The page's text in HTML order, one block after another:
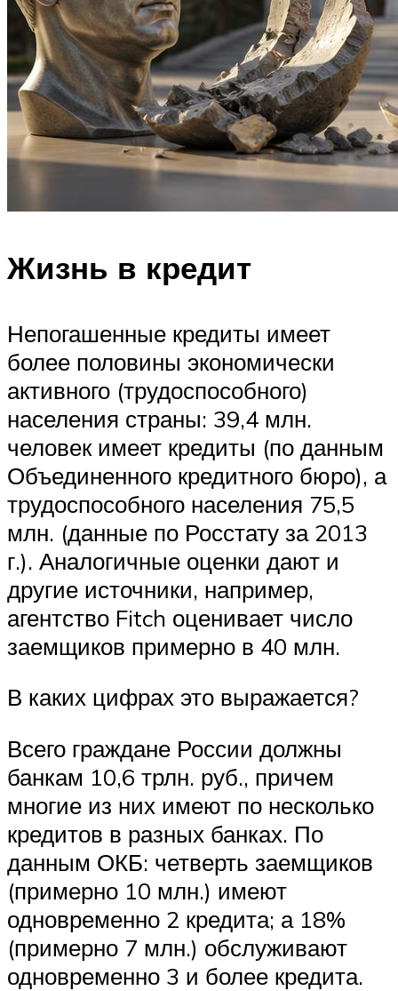
Жизнь в кредит
Непогашенные кредиты имеет
более половины экономически
активного (трудоспособного)
населения страны: 39,4 млн.
человек имеет кредиты (по данным
Объединенного кредитного бюро), а
трудоспособного населения 75,5
млн. (данные по Росстату за 2013
г.). Аналогичные оценки дают и
другие источники, например,
агентство Fitch оценивает число
заемщиков примерно в 40 млн.
В каких цифрах это выражается?
Всего граждане России должны
банкам 10,6 трлн. руб., причем
многие из них имеют по несколько
кредитов в разных банках. По
данным ОКБ: четверть заемщиков
(примерно 10 млн.) имеют
одновременно 2 кредита; а 18%
(примерно 7 млн.) обслуживают
одновременно 3 и более кредита.